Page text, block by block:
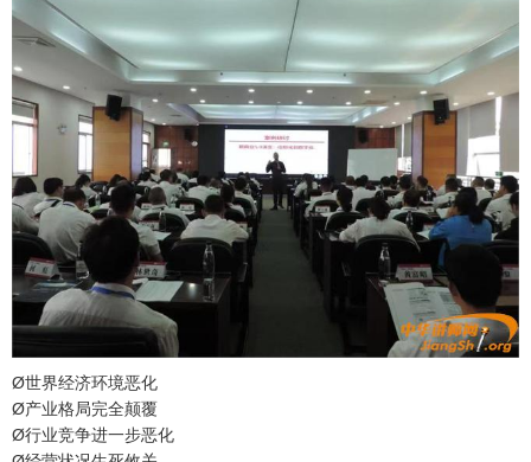
Ø世界经济环境恶化
Ø产业格局完全颠覆
Ø行业竞争进一步恶化